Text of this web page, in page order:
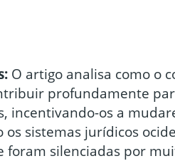
O artigo analisa como o
profundamente
incentivando-os a
os sistemas jurídicos
foram silenciadas por